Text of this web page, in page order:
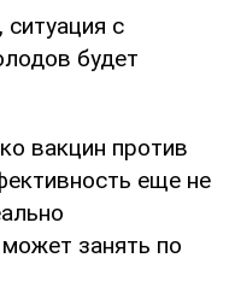
с
будет
вакцин против
еще не
занять по